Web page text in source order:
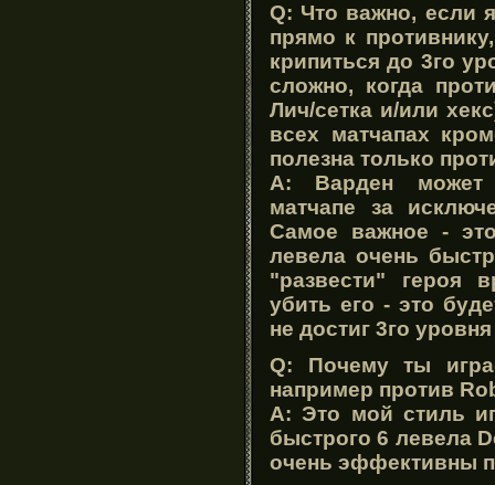
Q: Что важно, если
прямо к
крипиться до 3го
сложно, когда
Лич/сетка и/или
всех матчапах
полезна только
A: Варден может
матчапе за
Самое важное - это
левела очень
"развести" героя
убить его - это
не достиг 3го
Q: Почему ты
например против
A: Это мой стиль
быстрого 6 левела
очень эффективны